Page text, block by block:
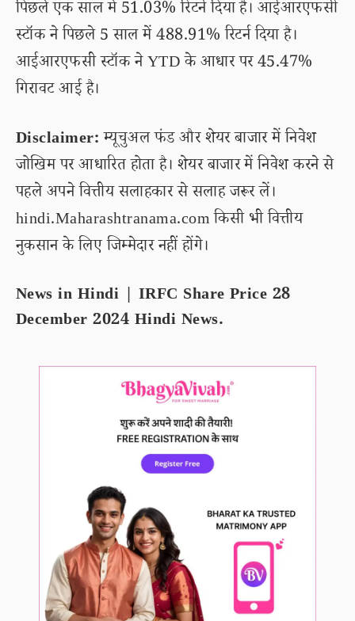
पिछले एक साल में 51.03% रिटर्न दिया है। आईआरएफसी
स्टॉक ने पिछले 5 साल में 488.91% रिटर्न दिया है।
आईआरएफसी स्टॉक ने YTD के आधार पर 45.47%
गिरावट आई है।
Disclaimer:म्यूचुअल फंड और शेयर बाजार में निवेश
जोखिम पर आधारित होता है। शेयर बाजार में निवेश करने से
पहले अपने वित्तीय सलाहकार से सलाह जरूर लें।
hindi.Maharashtranama.com किसी भी वित्तीय
नुकसान के लिए जिम्मेदार नहीं होंगे।
News in Hindi | IRFC Share Price 28
December 2024 Hindi News.